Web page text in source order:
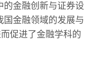
的金融创新与证券设
国金融领域的发展与
促进了金融学科的